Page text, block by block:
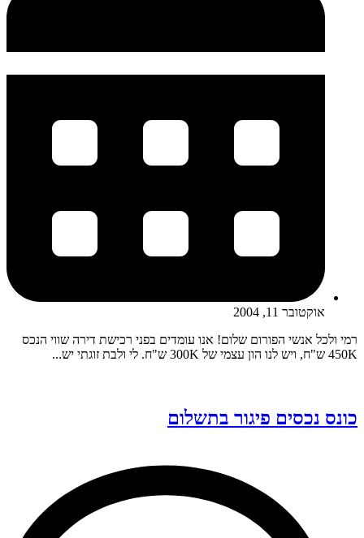
אוקטובר 11, 2004
רמי ולכל אנשי הפורום שלום! אנו עומדים בפני רכישת דירה שווי הנכס
450K ש"ח, ויש לנו הון עצמי של 300K ש"ח. לי ולבת זוגתי יש...
כונס נכסים פיגור בתשלום